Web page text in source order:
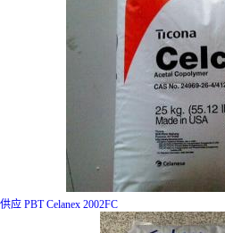
供应 PBT Celanex 2002FC